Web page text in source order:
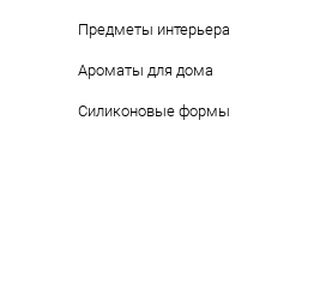
Предметы интерьера
Ароматы для дома
Силиконовые формы